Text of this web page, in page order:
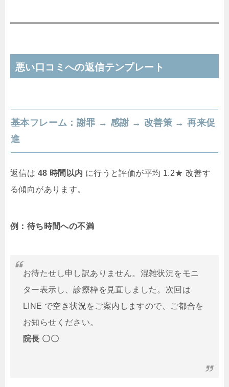
悪い口コミへの返信テンプレート
基本フレーム：謝罪 → 感謝 → 改善策 → 再来促
進
返信は 48 時間以内 に行うと評価が平均 1.2★ 改善す
る傾向があります。
例：待ち時間への不満
お待たせし申し訳ありません。混雑状況をモニ
ター表示し、診療枠を見直しました。次回は
LINE で空き状況をご案内しますので、ご都合を
お知らせください。
院長 〇〇